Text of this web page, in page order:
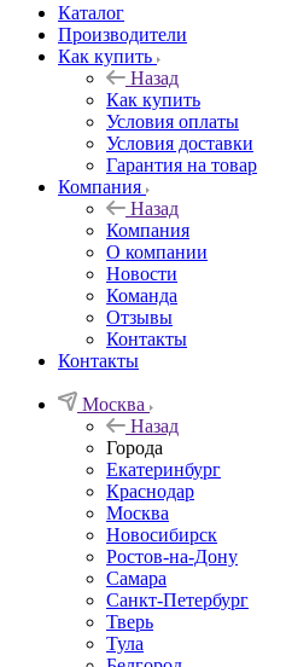
Каталог
Производители
Как купить
Назад
Как купить
Условия оплаты
Условия доставки
Гарантия на товар
Компания
Назад
Компания
О компании
Новости
Команда
Отзывы
Контакты
Контакты
Москва
Назад
Города
Екатеринбург
Краснодар
Москва
Новосибирск
Ростов-на-Дону
Самара
Санкт-Петербург
Тверь
Тула